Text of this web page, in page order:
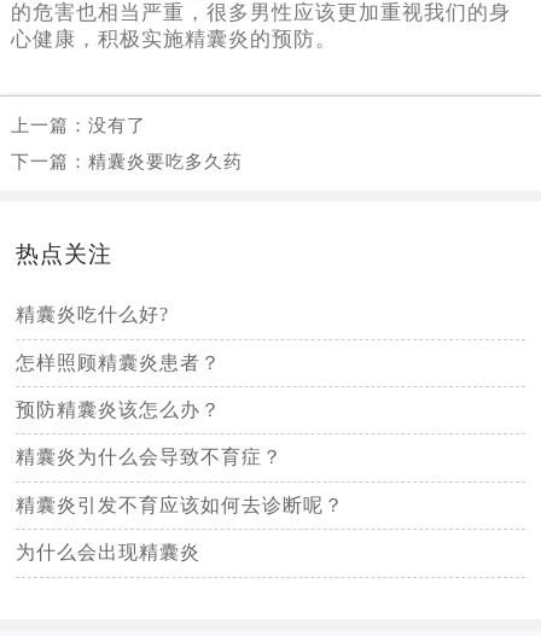
的危害也相当严重，很多男性应该更加重视我们的身
心健康，积极实施精囊炎的预防。
上一篇：没有了
下一篇： 精囊炎要吃多久药
热点关注
精囊炎吃什么好?
怎样照顾精囊炎患者？
预防精囊炎该怎么办？
精囊炎为什么会导致不育症？
精囊炎引发不育应该如何去诊断呢？
为什么会出现精囊炎